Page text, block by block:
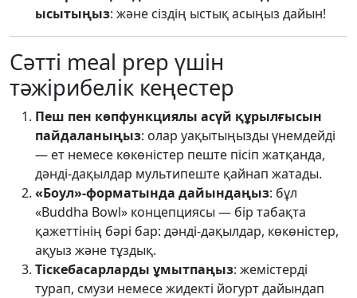
ысытыңыз: және сіздің ыстық асыңыз дайын!
Сәтті meal prep үшін
тәжірибелік кеңестер
Пеш пен көпфункциялы асүй құрылғысын
пайдаланыңыз: олар уақытыңызды үнемдейді
— ет немесе көкөністер пеште пісіп жатқанда,
дәнді-дақылдар мультипеште қайнап жатады.
«Боул»-форматында дайындаңыз: бұл
«Buddha Bowl» концепциясы — бір табақта
қажеттінің бәрі бар: дәнді-дақылдар, көкөністер,
ақуыз және тұздық.
Тіскебасарларды ұмытпаңыз: жемістерді
турап, смузи немесе жидекті йогурт дайындап